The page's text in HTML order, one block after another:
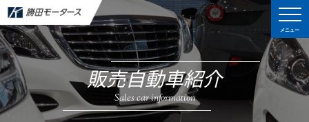
メニュー
販売自動車紹介
Sales car information